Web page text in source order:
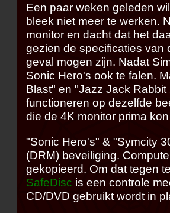
Een paar weken geleden
bleek niet meer te werken.
monitor en dacht dat het
gezien de specificaties van
geval mogen zijn. Nadat
Sonic Hero's ook te falen.
Blast" en "Jazz Jack
functioneren op dezelfde
die de 4K monitor prima
"Sonic Hero's" & "Symcity
(DRM) beveiliging.
gekopieerd. Om dat tegen
SafeDisc is een controle
CD/DVD gebruikt wordt in